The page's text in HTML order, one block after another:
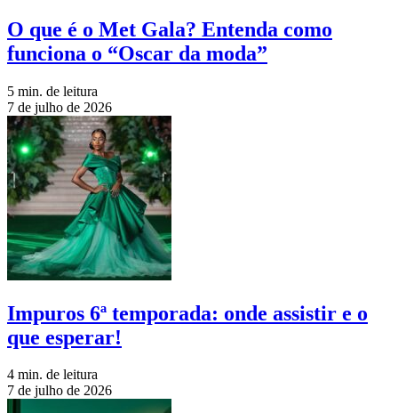
O que é o Met Gala? Entenda como
funciona o “Oscar da moda”
5 min. de leitura
7 de julho de 2026
Impuros 6ª temporada: onde assistir e o
que esperar!
4 min. de leitura
7 de julho de 2026